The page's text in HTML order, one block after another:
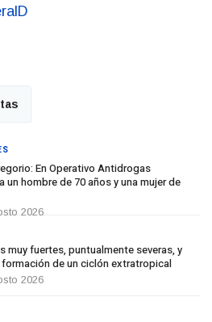
En Operativo Antidrogas
un hombre de 70 años y una mujer de
2026
muy fuertes, puntualmente severas, y
de un ciclón extratropical
2026